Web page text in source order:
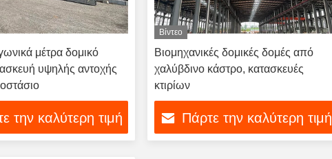
μέτρα δομικό
υψηλής αντοχής
την καλύτερη τιμή
Βίντεο
Βιομηχανικές δομικές δομές από
χαλύβδινο κάστρο, κατασκευές
κτιρίων
Πάρτε την καλύτερη τιμή